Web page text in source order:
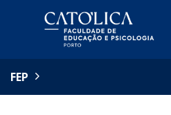
FEP